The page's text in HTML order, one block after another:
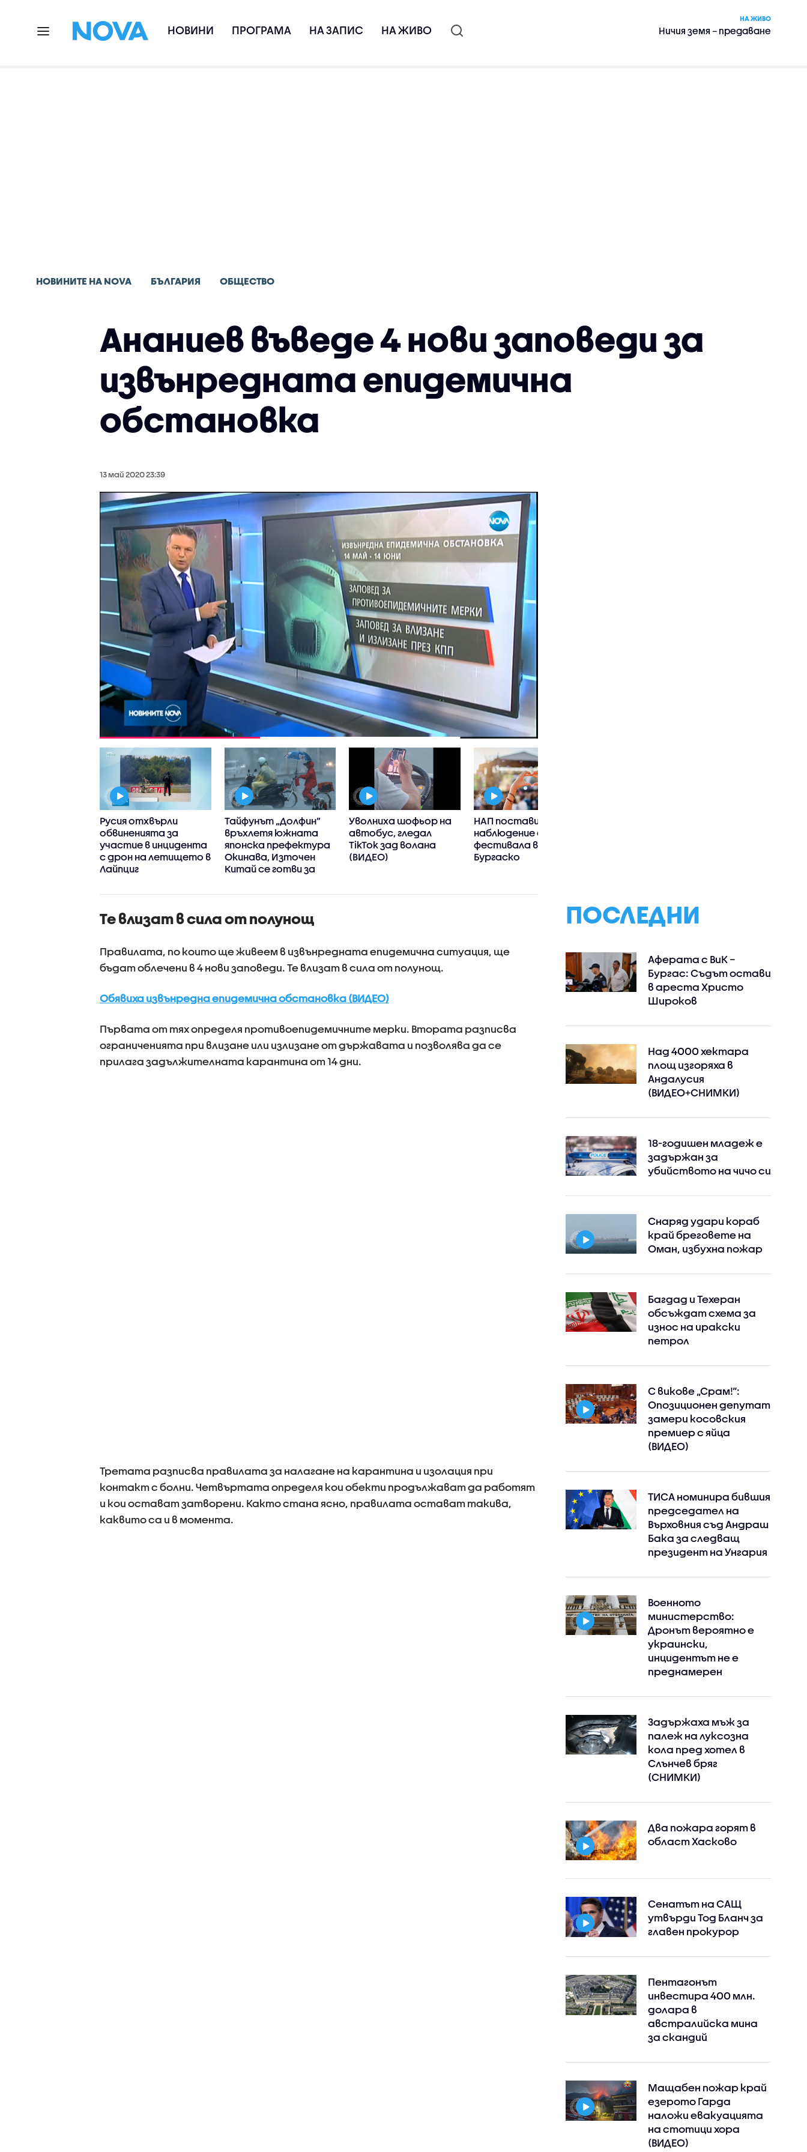
НОВИНИ ПРОГРАМА НА ЗАПИС НА ЖИВО
НА ЖИВО
Ничия земя – предаване
НОВИНИТЕ НА NOVA БЪЛГАРИЯ ОБЩЕСТВО
Ананиев въведе 4 нови заповеди за
извънредната епидемична
обстановка
13 май 2020 23:39
Русия отхвърли
обвиненията за
участие в инцидента
с дрон на летището в
Лайпциг
Тайфунът „Долфин”
връхлетя южната
японска префектура
Окинава, Източен
Китай се готви за
Уволниха шофьор на
автобус, гледал
TikTok зад волана
(ВИДЕО)
НАП постави под
наблюдение два
фестивала в
Бургаско
Те влизат в сила от полунощ
Правилата, по които ще живеем в извънредната епидемична ситуация, ще
бъдат облечени в 4 нови заповеди. Те влизат в сила от полунощ.
Обявиха извънредна епидемична обстановка (ВИДЕО)
Първата от тях определя противоепидемичните мерки. Втората разписва
ограниченията при влизане или излизане от държавата и позволява да се
прилага задължителната карантина от 14 дни.
Третата разписва правилата за налагане на карантина и изолация при
контакт с болни. Четвъртата определя кои обекти продължават да работят
и кои остават затворени. Както стана ясно, правилата остават такива,
каквито са и в момента.
ПОСЛЕДНИ
Аферата с ВиК –
Бургас: Съдът остави
в ареста Христо
Широков
Над 4000 хектара
площ изгоряха в
Андалусия
(ВИДЕО+СНИМКИ)
18-годишен младеж е
задържан за
убийството на чичо си
Снаряд удари кораб
край бреговете на
Оман, избухна пожар
Багдад и Техеран
обсъждат схема за
износ на иракски
петрол
С викове „Срам!“:
Опозиционен депутат
замери косовския
премиер с яйца
(ВИДЕО)
ТИСА номинира бившия
председател на
Върховния съд Андраш
Бака за следващ
президент на Унгария
Военното
министерство:
Дронът вероятно е
украински,
инцидентът не е
преднамерен
Задържаха мъж за
палеж на луксозна
кола пред хотел в
Слънчев бряг
(СНИМКИ)
Два пожара горят в
област Хасково
Сенатът на САЩ
утвърди Тод Бланч за
главен прокурор
Пентагонът
инвестира 400 млн.
долара в
австралийска мина
за скандий
Мащабен пожар край
езерото Гарда
наложи евакуацията
на стотици хора
(ВИДЕО)